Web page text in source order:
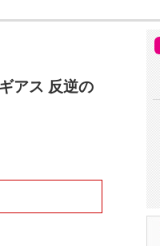
アス 反逆の